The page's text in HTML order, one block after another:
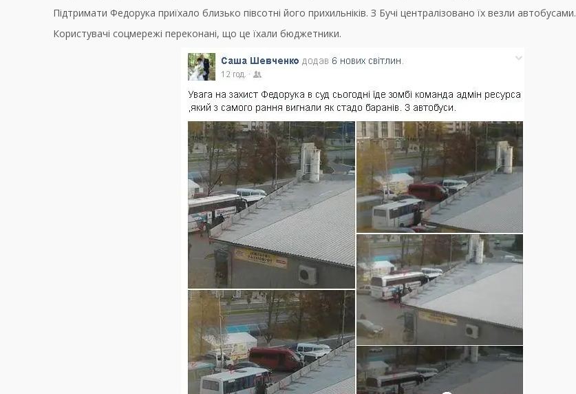
Підтримати Федорука приїхало близько півсотні його прихильніків. З Бучі централізовано їх везли автобусами.
Користувачі соцмережі переконані, що це їхали бюджетники.